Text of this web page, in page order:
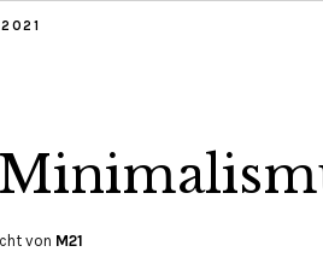
von M21